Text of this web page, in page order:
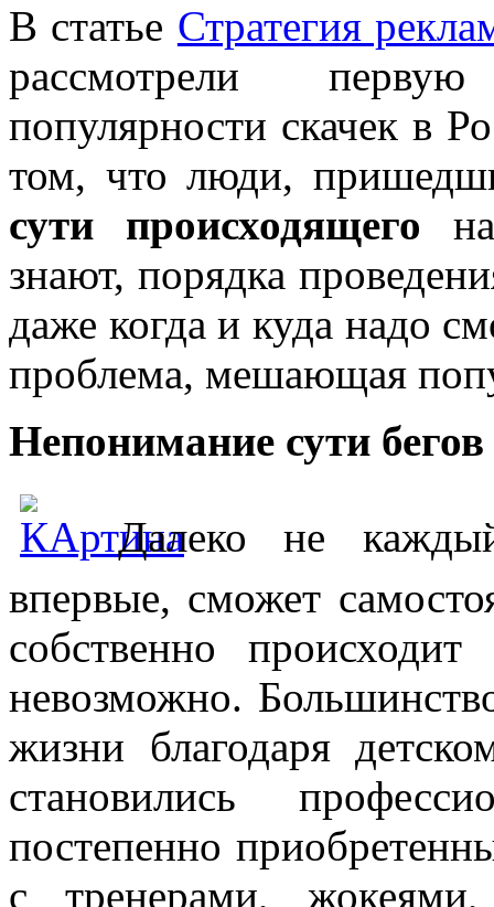
В статье Стратегия
рассмотрели
популярности скачек в
том, что люди,
сути происходящего
знают, порядка
даже когда и куда надо
проблема, мешающая
Непонимание сути бегов
Далеко не
впервые, сможет
собственно
невозможно.
жизни благодаря
становились
постепенно
с тренерами,